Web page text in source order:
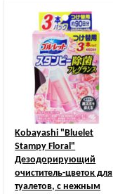
Kobayashi "Bluelet
Stampy Floral"
Дезодорирующий
очиститель-цветок для
туалетов, с нежным